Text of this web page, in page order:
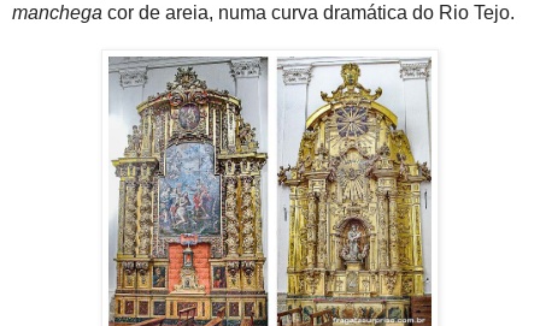
manchega cor de areia, numa curva dramática do Rio Tejo.